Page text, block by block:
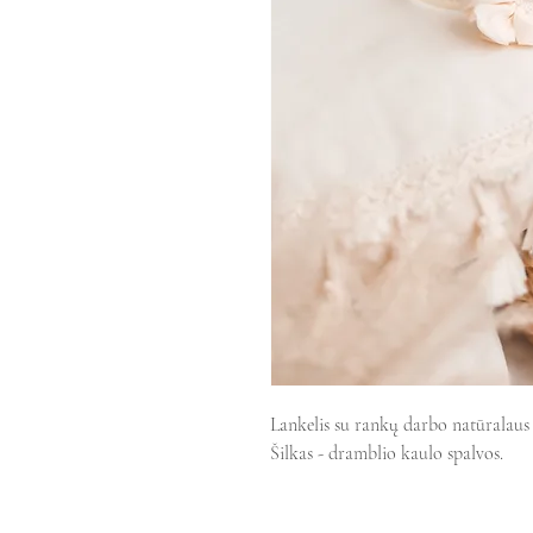
Lankelis su rankų darbo
Šilkas - dramblio kaulo spalvos.